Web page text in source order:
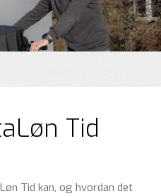
Tid
Tid kan, og hvordan det